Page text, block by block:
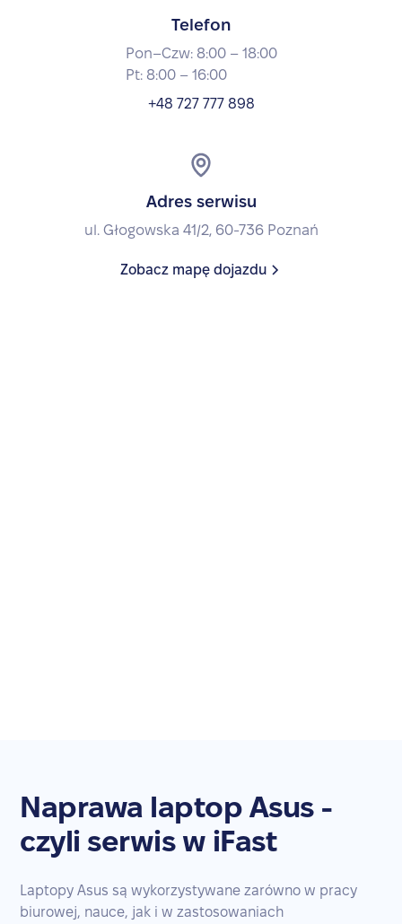
Telefon
Pon–Czw: 8:00 – 18:00
Pt: 8:00 – 16:00
+48 727 777 898
Adres serwisu
ul. Głogowska 41/2, 60-736 Poznań
Zobacz mapę dojazdu
Naprawa laptop Asus -
czyli serwis w iFast
Laptopy Asus są wykorzystywane zarówno w pracy
biurowej, nauce, jak i w zastosowaniach